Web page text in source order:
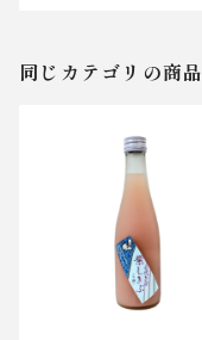
同じカテゴリの商品